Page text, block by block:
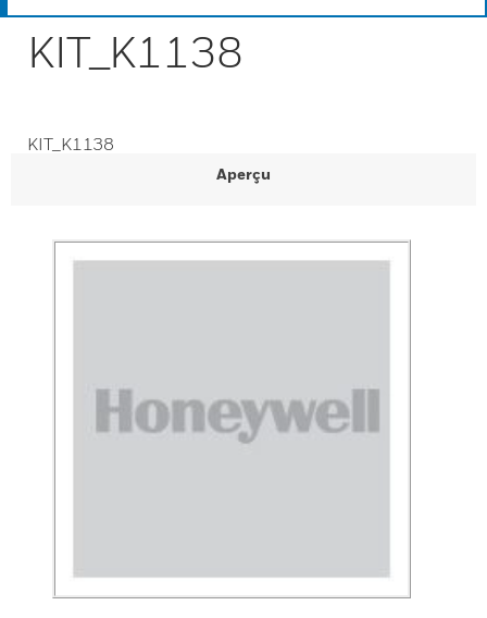
KIT_K1138
KIT_K1138
Aperçu